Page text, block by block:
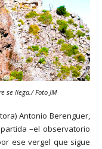
se llega./ Foto JM
Antonio Berenguer,
–el observatorio
ese vergel que sigue